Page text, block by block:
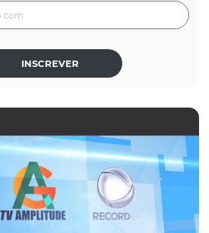
INSCREVER